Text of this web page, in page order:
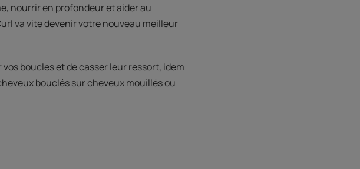
nourrir en profondeur et aider au
va vite devenir votre nouveau meilleur
boucles et de casser leur ressort, idem
bouclés sur cheveux mouillés ou